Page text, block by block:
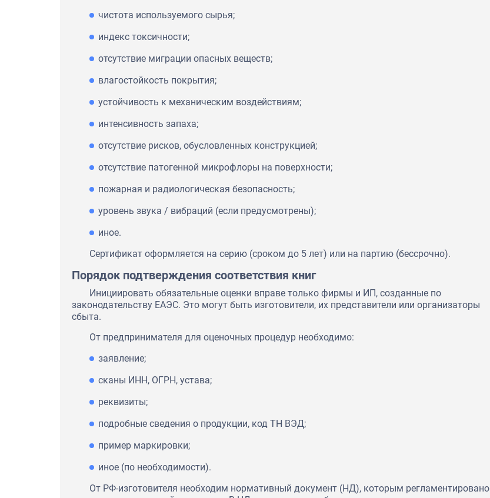
чистота используемого сырья;
индекс токсичности;
отсутствие миграции опасных веществ;
влагостойкость покрытия;
устойчивость к механическим воздействиям;
интенсивность запаха;
отсутствие рисков, обусловленных конструкцией;
отсутствие патогенной микрофлоры на поверхности;
пожарная и радиологическая безопасность;
уровень звука / вибраций (если предусмотрены);
иное.
Сертификат оформляется на серию (сроком до 5 лет) или на партию (бессрочно).
Порядок подтверждения соответствия книг
Инициировать обязательные оценки вправе только фирмы и ИП, созданные по
законодательству ЕАЭС. Это могут быть изготовители, их представители или организаторы
сбыта.
От предпринимателя для оценочных процедур необходимо:
заявление;
сканы ИНН, ОГРН, устава;
реквизиты;
подробные сведения о продукции, код ТН ВЭД;
пример маркировки;
иное (по необходимости).
От РФ-изготовителя необходим нормативный документ (НД), которым регламентировано